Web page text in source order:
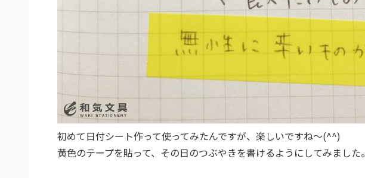
初めて日付シート作って使ってみたんですが、楽しいですね～(^^)
黄色のテープを貼って、その日のつぶやきを書けるようにしてみました。